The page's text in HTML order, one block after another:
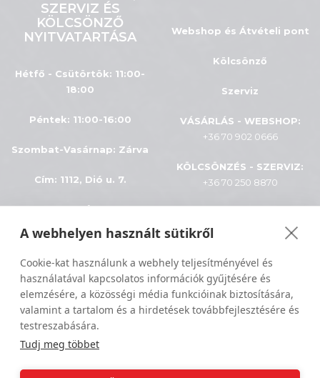
SZERVIZ ÉS
KÖLCSÖNZŐ
NYITVATARTÁSA
Hétfő - Csütörtök: 11:00-
18:00
Péntek: 11:00-16:00
Szombat-Vasárnap: Zárva
Cím: 1112, Dió u. 7.
Webshop és Átvételi pont
Kölcsönző
Szerviz
VÁSÁRLÁS - WEBSHOP:
+36 70 902 0666
KÖLCSÖNZÉS - SZERVIZ:
+36 70 250 8870
Adatkezelés
Szállítási feltételek
Minden jog fenntartva © 2024
Sportiger
A webhelyen használt sütikről
Cookie-kat használunk a webhely teljesítményével és
használatával kapcsolatos információk gyűjtésére és
elemzésére, a közösségi média funkcióinak biztosítására,
valamint a tartalom és a hirdetések továbbfejlesztésére és
testreszabására.
Tudj meg többet